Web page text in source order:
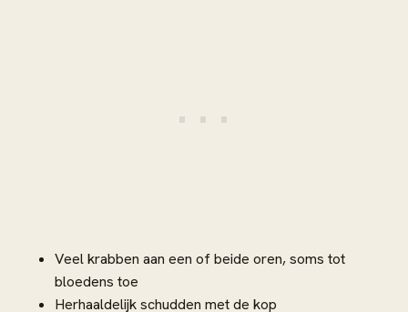
Veel krabben aan een of beide oren, soms tot
bloedens toe
Herhaaldelijk schudden met de kop